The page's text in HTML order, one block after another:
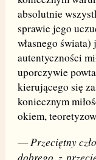
absolutnie
sprawie jego
własnego
autentyczności
uporczywie
kierującego się
koniecznym
okiem,
—Przeciętny
dobrego, z